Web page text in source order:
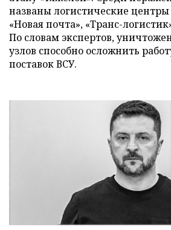
названы логистические
«Новая почта», «Транс-
По словам экспертов,
узлов способно осложнить
поставок ВСУ.